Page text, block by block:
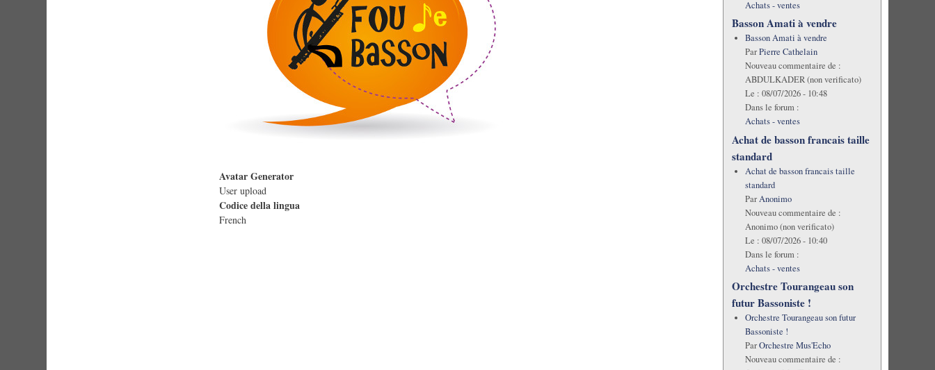
Avatar Generator
User upload
Codice della lingua
French
Achats - ventes
Basson Amati à vendre
Basson Amati à vendre
ParPierre Cathelain
Nouveau commentaire de :
ABDULKADER (non verificato)
Le : 08/07/2026 - 10:48
Dans le forum :
Achats - ventes
Achat de basson francais taille
standard
Achat de basson francais taille
standard
ParAnonimo
Nouveau commentaire de :
Anonimo (non verificato)
Le : 08/07/2026 - 10:40
Dans le forum :
Achats - ventes
Orchestre Tourangeau son
futur Bassoniste !
Orchestre Tourangeau son futur
Bassoniste !
ParOrchestre Mus'Echo
Nouveau commentaire de :